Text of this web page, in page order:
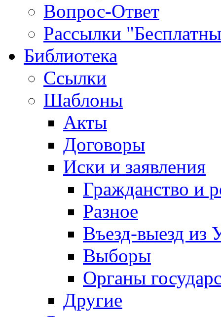
Вопрос-Ответ
Рассылки
Библиотека
Ссылки
Шаблоны
Акты
Договоры
Иски и заявления
Гражданство и
Разное
Въезд-выезд из
Выборы
Органы
Другие